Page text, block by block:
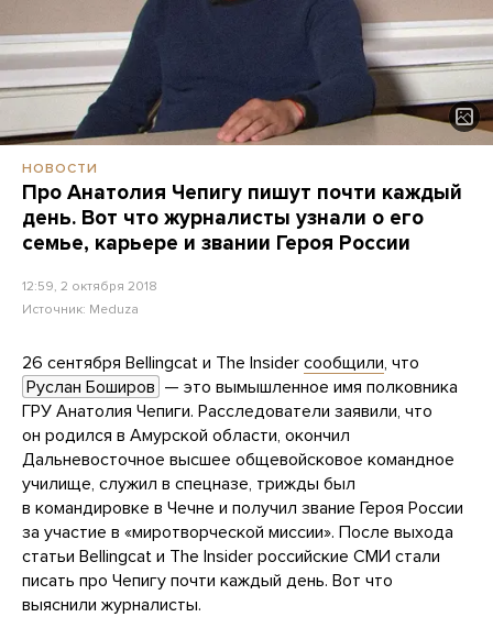
НОВОСТИ
Про Анатолия Чепигу пишут почти каждый
день. Вот что журналисты узнали о его
семье, карьере и звании Героя России
12:59, 2 октября 2018
Источник: Meduza
26 сентября Bellingcat и The Insider сообщили, что
Руслан Боширов — это вымышленное имя полковника
ГРУ Анатолия Чепиги. Расследователи заявили, что
он родился в Амурской области, окончил
Дальневосточное высшее общевойсковое командное
училище, служил в спецназе, трижды был
в командировке в Чечне и получил звание Героя России
за участие в «миротворческой миссии». После выхода
статьи Bellingcat и The Insider российские СМИ стали
писать про Чепигу почти каждый день. Вот что
выяснили журналисты.